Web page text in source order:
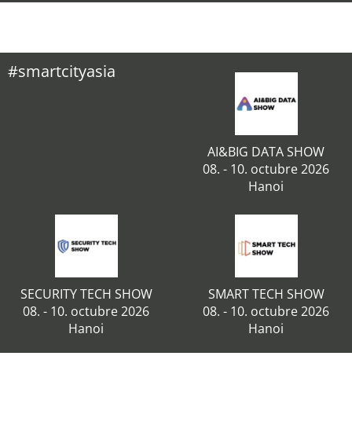
#smartcityasia
AI&BIG DATA SHOW
08. - 10. octubre 2026
Hanoi
SECURITY TECH SHOW
08. - 10. octubre 2026
Hanoi
SMART TECH SHOW
08. - 10. octubre 2026
Hanoi